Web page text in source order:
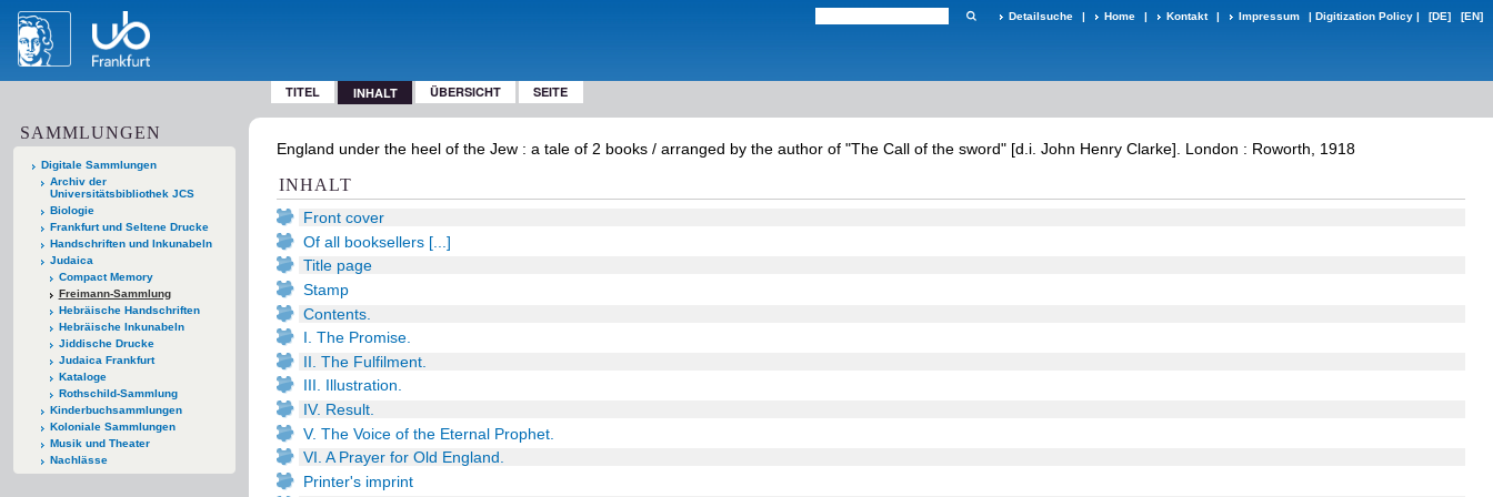
Detailsuche | Home | Kontakt | Impressum | Digitization Policy | [DE] [EN]
TITEL INHALT ÜBERSICHT SEITE
SAMMLUNGEN
Digitale Sammlungen
Archiv der
Universitätsbibliothek JCS
Biologie
Frankfurt und Seltene Drucke
Handschriften und Inkunabeln
Judaica
Compact Memory
Freimann-Sammlung
Hebräische Handschriften
Hebräische Inkunabeln
Jiddische Drucke
Judaica Frankfurt
Kataloge
Rothschild-Sammlung
Kinderbuchsammlungen
Koloniale Sammlungen
Musik und Theater
Nachlässe
England under the heel of the Jew : a tale of 2 books / arranged by the author of "The Call of the sword" [d.i. John Henry Clarke]. London : Roworth, 1918
INHALT
Front cover
Of all booksellers [...]
Title page
Stamp
Contents.
I. The Promise.
II. The Fulfilment.
III. Illustration.
IV. Result.
V. The Voice of the Eternal Prophet.
VI. A Prayer for Old England.
Printer's imprint